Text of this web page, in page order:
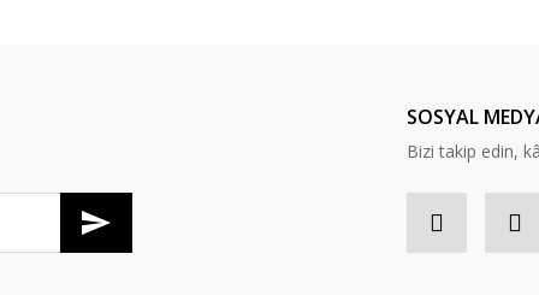
SOSYAL
Bizi takip edin,